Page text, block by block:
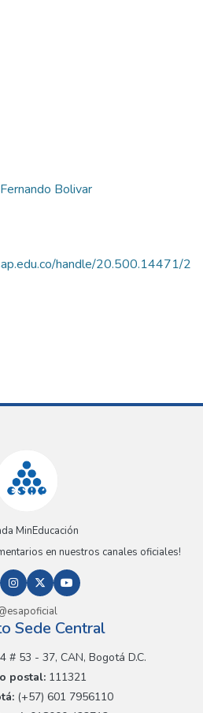
Bolivar
handle/20.500.14471/2
MinEducación
en nuestros canales oficiales!
Sede Central
# 53 - 37, CAN, Bogotá D.C.
postal: 111321
(+57) 601 7956110